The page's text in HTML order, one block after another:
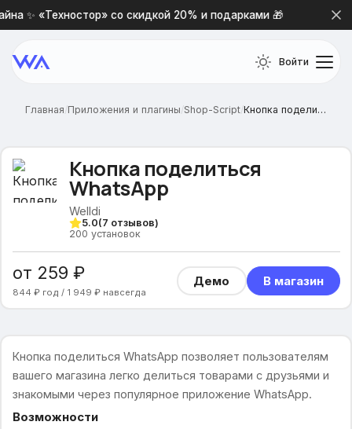
✨ «Техностор» со скидкой 20% и подарками 🎁
Войти
Главная/Приложения и плагины/Shop-Script/ Кнопка поделиться WhatsApp
Кнопка поделиться
WhatsApp
Welldi
5.0(7 отзывов)
200 установок
от 259 ₽
844 ₽ год / 1 949 ₽ навсегда
Демо В магазин
Кнопка поделиться WhatsApp позволяет пользователям
вашего магазина легко делиться товарами с друзьями и
знакомыми через популярное приложение WhatsApp.
Возможности